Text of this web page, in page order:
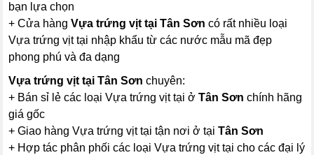
bạn lựa chọn
+ Cửa hàngVựa trứng vịt tại Tân Sơn có rất nhiều loại
Vựa trứng vịt tại nhập khẩu từ các nước mẫu mã đẹp
phong phú và đa dạng
Vựa trứng vịt tại Tân Sơnchuyên:
+ Bán sỉ lẻ các loại Vựa trứng vịt tại ởTân Sơn chính hãng
giá gốc
+ Giao hàng Vựa trứng vịt tại tận nơi ở tạiTân Sơn
+ Hợp tác phân phối các loại Vựa trứng vịt tại cho các đại lý